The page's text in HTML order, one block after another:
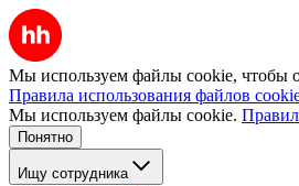
Мы используем файлы cookie, чтобы
Правила использования файлов
Мы используем файлы cookie.
Понятно
Ищу сотрудника